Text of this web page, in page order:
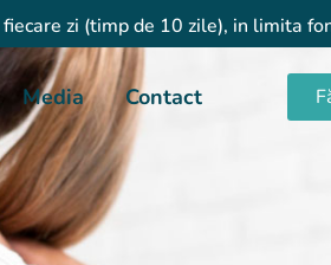
zi (timp de 10 zile), in limita
Media Contact